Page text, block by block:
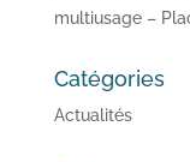
multiusage –
Catégories
Actualités